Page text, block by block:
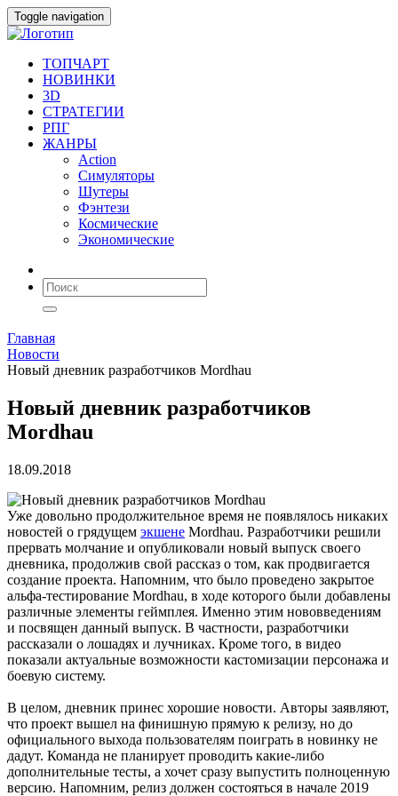
Toggle navigation
ТОПЧАРТ
НОВИНКИ
3D
СТРАТЕГИИ
РПГ
ЖАНРЫ
Action
Симуляторы
Шутеры
Фэнтези
Космические
Экономические
Главная
Новости
Новый дневник разработчиков Mordhau
Новый дневник разработчиков
Mordhau
18.09.2018
Уже довольно продолжительное время не появлялось никаких
новостей о грядущем экшене Mordhau. Разработчики решили
прервать молчание и опубликовали новый выпуск своего
дневника, продолжив свой рассказ о том, как продвигается
создание проекта. Напомним, что было проведено закрытое
альфа-тестирование Mordhau, в ходе которого были добавлены
различные элементы геймплея. Именно этим нововведениям
и посвящен данный выпуск. В частности, разработчики
рассказали о лошадях и лучниках. Кроме того, в видео
показали актуальные возможности кастомизации персонажа и
боевую систему.
В целом, дневник принес хорошие новости. Авторы заявляют,
что проект вышел на финишную прямую к релизу, но до
официального выхода пользователям поиграть в новинку не
дадут. Команда не планирует проводить какие-либо
дополнительные тесты, а хочет сразу выпустить полноценную
версию. Напомним, релиз должен состояться в начале 2019